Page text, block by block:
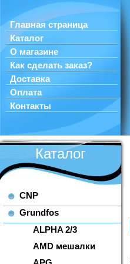
Главная страница
Каталог
О магазине
Как сделать заказ?
Доставка
Оплата
Контакты
Каталог
CNP
Grundfos
ALPHA 2/3
AMD мешалки